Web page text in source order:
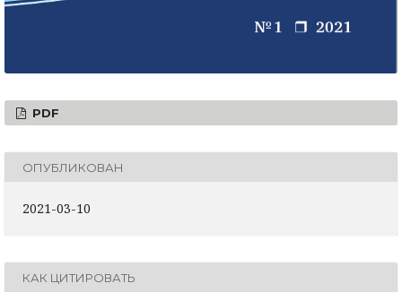
PDF
ОПУБЛИКОВАН
2021-03-10
КАК ЦИТИРОВАТЬ